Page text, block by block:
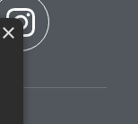
×